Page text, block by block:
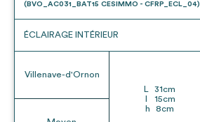
(BVO_AC031_BAT15 CESIMMO - CFRP_ECL_04)
ÉCLAIRAGE INTÉRIEUR
Villenave-d'Ornon
L 31cm
15cm
h
8cm